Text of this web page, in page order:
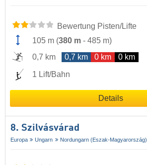
Bewertung Pisten/Lifte
105 m (380 m - 485 m)
0,7 km
0,7 km 0 km 0 km
1 Lift/Bahn
Details
8. Szilvásvárad
Europa Ungarn Nordungarn (Eszak-Magyarország)